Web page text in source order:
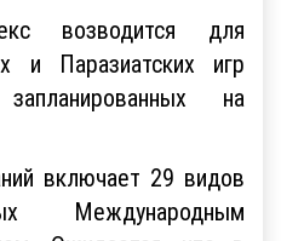
возводится для
и Паразиатских игр
на
включает 29 видов
Международным